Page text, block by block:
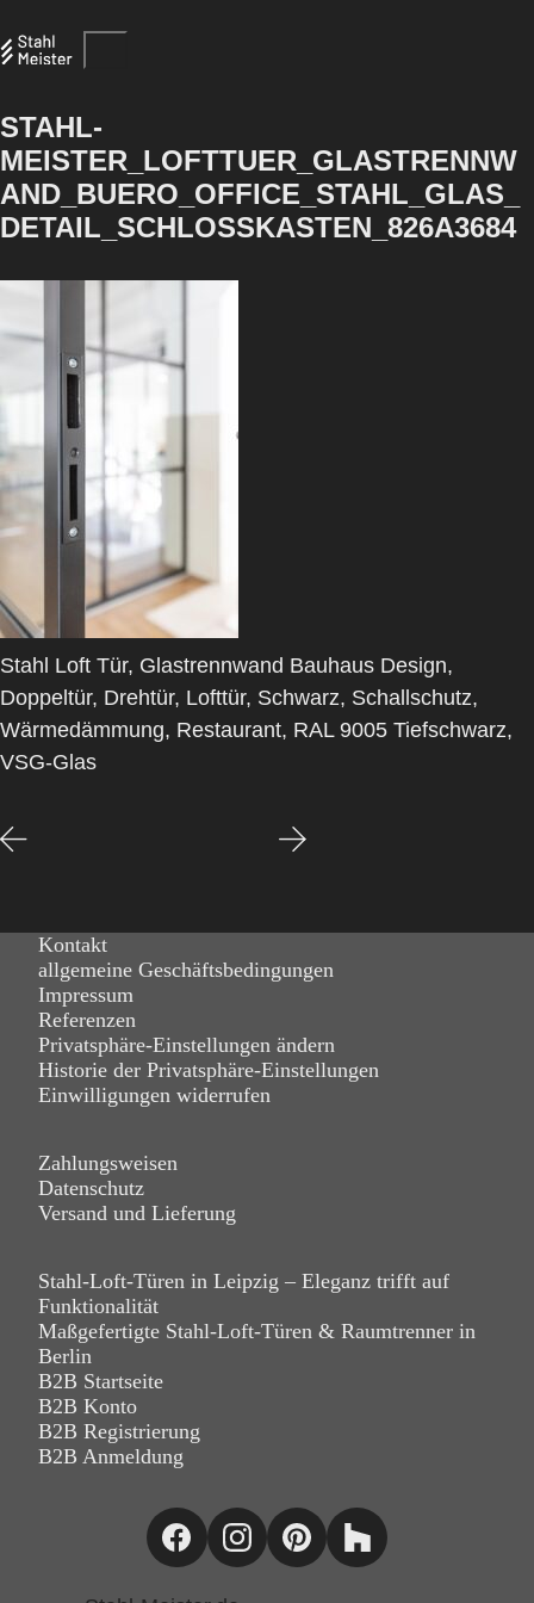
STAHL-
MEISTER_LOFTTUER_GLASTRENNW
AND_BUERO_OFFICE_STAHL_GLAS_
DETAIL_SCHLOSSKASTEN_826A3684
Stahl Loft Tür, Glastrennwand Bauhaus Design,
Doppeltür, Drehtür, Lofttür, Schwarz, Schallschutz,
Wärmedämmung, Restaurant, RAL 9005 Tiefschwarz,
VSG-Glas
Kontakt
allgemeine Geschäftsbedingungen
Impressum
Referenzen
Privatsphäre-Einstellungen ändern
Historie der Privatsphäre-Einstellungen
Einwilligungen widerrufen
Zahlungsweisen
Datenschutz
Versand und Lieferung
Stahl-Loft-Türen in Leipzig – Eleganz trifft auf
Funktionalität
Maßgefertigte Stahl-Loft-Türen & Raumtrenner in
Berlin
B2B Startseite
B2B Konto
B2B Registrierung
B2B Anmeldung